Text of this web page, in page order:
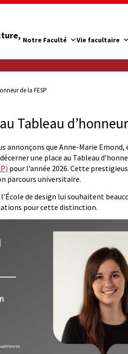
Notre Faculté Vie facultaire
de la FESP
Tableau
annonçons que Anne-Marie
décerner une place au Tableau
pour l’année 2026. Cette
parcours universitaire.
de design lui souhaitent
pour cette distinction.